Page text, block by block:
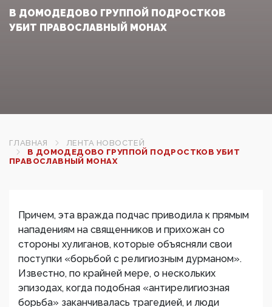
В ДОМОДЕДОВО ГРУППОЙ ПОДРОСТКОВ
УБИТ ПРАВОСЛАВНЫЙ МОНАХ
ГЛАВНАЯ
ЛЕНТА НОВОСТЕЙ
В ДОМОДЕДОВО ГРУППОЙ ПОДРОСТКОВ УБИТ
ПРАВОСЛАВНЫЙ МОНАХ
Причем, эта вражда подчас приводила к прямым
нападениям на священников и прихожан со
стороны хулиганов, которые объясняли свои
поступки «борьбой с религиозным дурманом».
Известно, по крайней мере, о нескольких
эпизодах, когда подобная «антирелигиозная
борьба» заканчивалась трагедией, и люди